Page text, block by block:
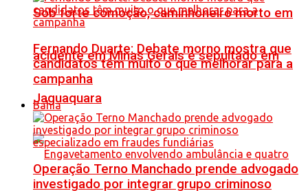
Sob forte comoção, caminhoneiro morto em
acidente em Minas Gerais é sepultado em
Jaguaquara
Fernando Duarte: Debate morno mostra que
candidatos têm muito o que melhorar para a
campanha
Bahia
Operação Terno Manchado prende advogado
investigado por integrar grupo criminoso